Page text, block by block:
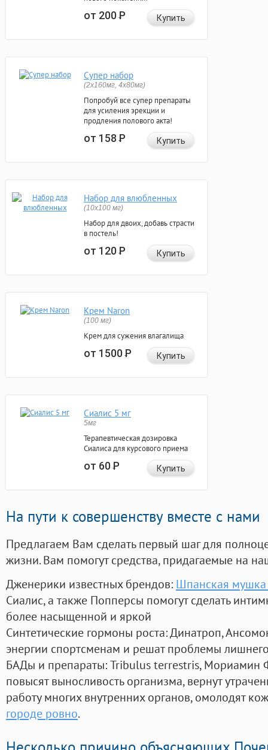
от 200Р Купить
Супер набор
(2х160мг, 4х80мг)
Попробуй все супер препараты
для усиления эрекции и
продления полового акта!
от 158Р Купить
Набор для влюбленных
(10х100 мг)
Набор для двоих, добавь страсти
в постель!
от 120Р Купить
Крем Naron
(100 мг)
Крем для сужения влагалища
от 1500Р Купить
Сиалис 5 мг
5мг
Терапевтическая дозировка
Сиалиса для курсового приема
от 60Р Купить
На пути к совершенству вместе с нами
Предлагаем Вам сделать первый шаг для
жизни. Вам помогут средства, придагаемые на
Дженерики известных брендов: Шпанская мушка
Сиалис, а также Попперсы помогут сделать
более насыщенной и яркой
Синтетические гормоны роста: Динатроп,
энергии спортсменам и решат проблемы
БАДы и препараты:Tribulus terrestris, Мориамин
повысят выносливость организма, вернут
работу многих внутренних органов, омолодят
городе ровно.